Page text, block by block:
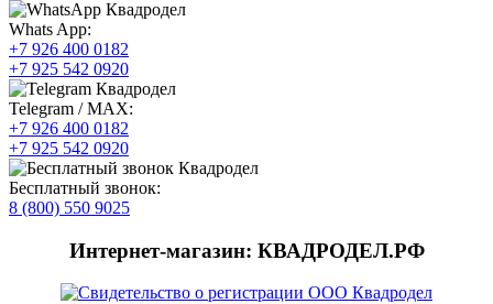
Whats App:
+7 926 400 0182
+7 925 542 0920
Telegram / MAX:
+7 926 400 0182
+7 925 542 0920
Бесплатный звонок:
8 (800) 550 9025
Интернет-магазин: КВАДРОДЕЛ.РФ